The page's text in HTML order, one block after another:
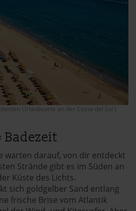
Urlaubsorte an der Costa del Sol (
Badezeit
warten darauf, von dir entdeckt
Strände gibt es im Süden an
Küste des Lichts.
sich goldgelber Sand entlang
frische Brise vom Atlantik